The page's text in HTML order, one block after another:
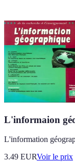
L'informaion
L'information
3.49 EURVoir le prix